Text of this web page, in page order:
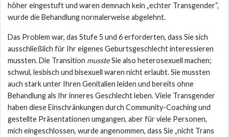
höher eingestuft und waren demnach kein „echter Transgender“,
wurde die Behandlung normalerweise abgelehnt.
Das Problem war, das Stufe 5 und 6 erforderten, dass Sie sich
ausschließlich für Ihr eigenes Geburtsgeschlecht interessieren
mussten. Die Transition mussteSie also heterosexuell machen;
schwul, lesbisch und bisexuell waren nicht erlaubt. Sie mussten
auch stark unter Ihren Genitalien leiden und bereits ohne
Behandlung als Ihr inneres Geschlecht leben. Viele Transgender
haben diese Einschränkungen durch Community-Coaching und
gestellte Präsentationen umgangen, aber für viele Personen,
mich eingeschlossen, wurde angenommen, dass Sie „nicht Trans